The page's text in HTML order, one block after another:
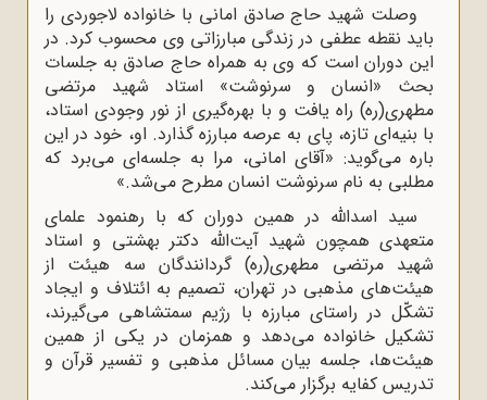
وصلت شهید حاج صادق امانى با خانواده لاجوردى را
باید نقطه عطفى در زندگى مبارزاتى وى محسوب کرد. در
این دوران است که وى به همراه حاج صادق به جلسات
بحث «انسان و سرنوشت» استاد شهید مرتضى
مطهرى(ره) راه یافت و با بهره‌گیرى از نور وجودى استاد،
با بنیه‌اى تازه، پاى به عرصه مبارزه گذارد. او، خود در این
باره مى‌گوید: «آقاى امانى، مرا به جلسه‌اى مى‌برد که
مطلبى به نام سرنوشت انسان مطرح مى‌شد.»
سید اسدالله در همین دوران که با رهنمود علماى
متعهدى همچون شهید آیت‌اللّه‌ دکتر بهشتى و استاد
شهید مرتضى مطهرى(ره) گردانندگان سه هیئت از
هیئت‌هاى مذهبى در تهران، تصمیم به ائتلاف و ایجاد
تشکّل در راستاى مبارزه با رژیم سمتشاهى مى‌گیرند،
تشکیل خانواده مى‌دهد و همزمان در یکى از همین
هیئت‌ها، جلسه بیان مسائل مذهبى و تفسیر قرآن و
تدریس کفایه برگزار می‌کند.